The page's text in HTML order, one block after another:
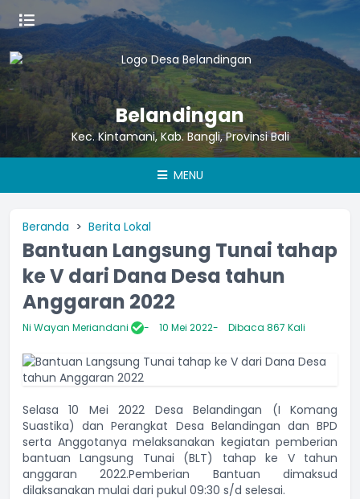
Belandingan
Kec. Kintamani, Kab. Bangli, Provinsi Bali
MENU
Beranda Berita Lokal
Bantuan Langsung Tunai tahap
ke V dari Dana Desa tahun
Anggaran 2022
Ni Wayan Meriandani 10 Mei 2022 Dibaca 867 Kali
Selasa 10 Mei 2022 Desa Belandingan (I Komang
Suastika) dan Perangkat Desa Belandingan dan BPD
serta Anggotanya melaksanakan kegiatan pemberian
bantuan Langsung Tunai (BLT) tahap ke V tahun
anggaran 2022.Pemberian Bantuan dimaksud
dilaksanakan mulai dari pukul 09:30 s/d selesai.